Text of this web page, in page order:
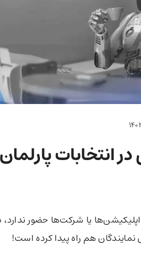
پارلمان
یا شرکت‌ها حضور ندارد،‌
هم راه پیدا کرده است!